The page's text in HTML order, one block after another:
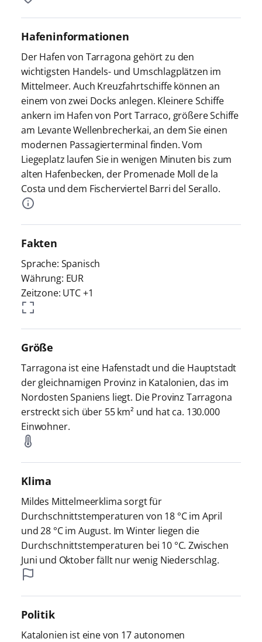
Hafeninformationen
Der Hafen von Tarragona gehört zu den
wichtigsten Handels- und Umschlagplätzen im
Mittelmeer. Auch Kreuzfahrtschiffe können an
einem von zwei Docks anlegen. Kleinere Schiffe
ankern im Hafen von Port Tarraco, größere Schiffe
am Levante Wellenbrecherkai, an dem Sie einen
modernen Passagierterminal finden. Vom
Liegeplatz laufen Sie in wenigen Minuten bis zum
alten Hafenbecken, der Promenade Moll de la
Costa und dem Fischerviertel Barri del Serallo.
Fakten
Sprache: Spanisch
Währung: EUR
Zeitzone: UTC +1
Größe
Tarragona ist eine Hafenstadt und die Hauptstadt
der gleichnamigen Provinz in Katalonien, das im
Nordosten Spaniens liegt. Die Provinz Tarragona
erstreckt sich über 55 km² und hat ca. 130.000
Einwohner.
Klima
Mildes Mittelmeerklima sorgt für
Durchschnittstemperaturen von 18 °C im April
und 28 °C im August. Im Winter liegen die
Durchschnittstemperaturen bei 10 °C. Zwischen
Juni und Oktober fällt nur wenig Niederschlag.
Politik
Katalonien ist eine von 17 autonomen